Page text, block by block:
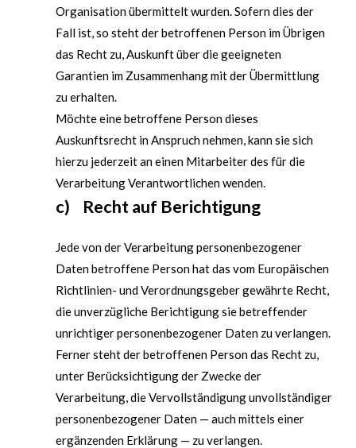
Organisation übermittelt wurden. Sofern dies der
Fall ist, so steht der betroffenen Person im Übrigen
das Recht zu, Auskunft über die geeigneten
Garantien im Zusammenhang mit der Übermittlung
zu erhalten.
Möchte eine betroffene Person dieses
Auskunftsrecht in Anspruch nehmen, kann sie sich
hierzu jederzeit an einen Mitarbeiter des für die
Verarbeitung Verantwortlichen wenden.
c) Recht auf Berichtigung
Jede von der Verarbeitung personenbezogener
Daten betroffene Person hat das vom Europäischen
Richtlinien- und Verordnungsgeber gewährte Recht,
die unverzügliche Berichtigung sie betreffender
unrichtiger personenbezogener Daten zu verlangen.
Ferner steht der betroffenen Person das Recht zu,
unter Berücksichtigung der Zwecke der
Verarbeitung, die Vervollständigung unvollständiger
personenbezogener Daten — auch mittels einer
ergänzenden Erklärung — zu verlangen.